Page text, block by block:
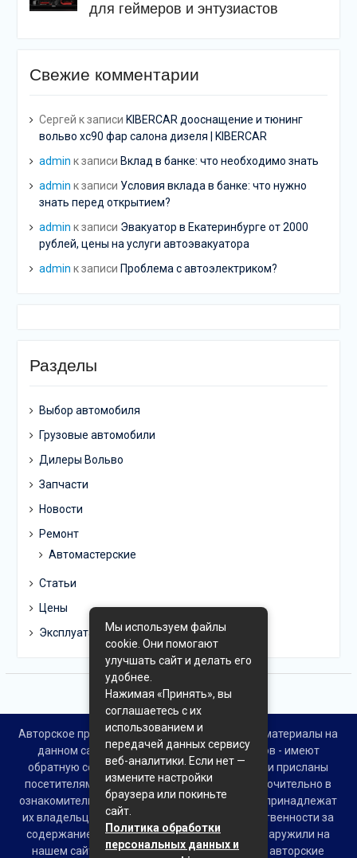
для геймеров и энтузиастов
Свежие комментарии
Сергей к записи KIBERCAR дооснащение и тюнинг
вольво хс90 фар салона дизеля | KIBERCAR
admin к записи Вклад в банке: что необходимо знать
admin к записи Условия вклада в банке: что нужно
знать перед открытием?
admin к записи Эвакуатор в Екатеринбурге от 2000
рублей, цены на услуги автоэвакуатора
admin к записи Проблема с автоэлектриком?
Разделы
Выбор автомобиля
Грузовые автомобили
Дилеры Вольво
Запчасти
Новости
Ремонт
Автомастерские
Статьи
Цены
Эксплуатация
Авторское право © Все права защищены. Все материалы на
данном сайте взяты из открытых источников - имеют
обратную ссылку на материал в интернете или присланы
посетителями сайта и предоставляются исключительно в
ознакомительных целях. Права на материалы принадлежат
их владельцам. Администрация сайта ответственности за
содержание материала не несет. Если Вы обнаружили на
нашем сайте материалы, которые нарушают авторские
Мы используем файлы
cookie. Они помогают
улучшать сайт и делать его
удобнее.
Нажимая «Принять», вы
соглашаетесь с их
использованием и
передачей данных сервису
веб-аналитики. Если нет —
измените настройки
браузера или покиньте
сайт.
Политика обработки
персональных данных и